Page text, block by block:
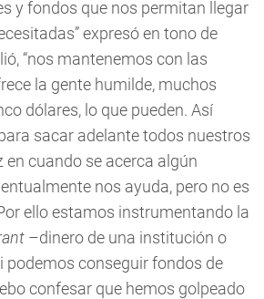
y fondos que nos permitan llegar
expresó en tono de
“nos mantenemos con las
la gente humilde, muchos
dólares, lo que pueden. Así
sacar adelante todos nuestros
en cuando se acerca algún
nos ayuda, pero no es
ello estamos instrumentando la
–dinero de una institución o
podemos conseguir fondos de
confesar que hemos golpeado